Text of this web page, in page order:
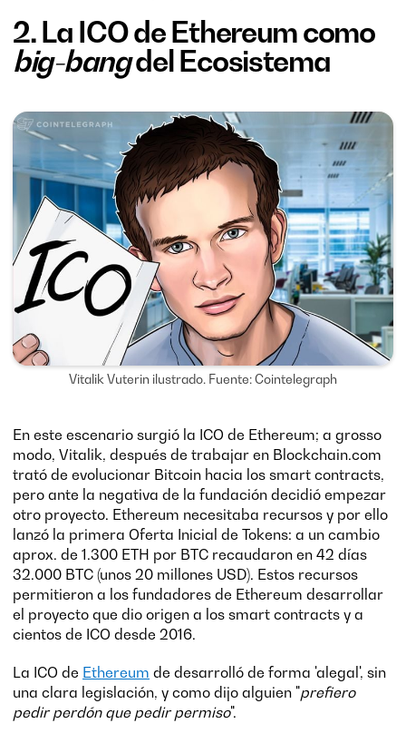
2. La ICO de Ethereum como
big-bangdel Ecosistema
Vitalik Vuterin ilustrado. Fuente: Cointelegraph
En este escenario surgió la ICO de Ethereum; a grosso
modo, Vitalik, después de trabajar en Blockchain.com
trató de evolucionar Bitcoin hacia los smart contracts,
pero ante la negativa de la fundación decidió empezar
otro proyecto. Ethereum necesitaba recursos y por ello
lanzó la primera Oferta Inicial de Tokens: a un cambio
aprox. de 1.300 ETH por BTC recaudaron en 42 días
32.000 BTC (unos 20 millones USD). Estos recursos
permitieron a los fundadores de Ethereum desarrollar
el proyecto que dio origen a los smart contracts y a
cientos de ICO desde 2016.
La ICO de Ethereum de desarrolló de forma 'alegal', sin
una clara legislación, y como dijo alguien "prefiero
pedir perdón que pedir permiso".